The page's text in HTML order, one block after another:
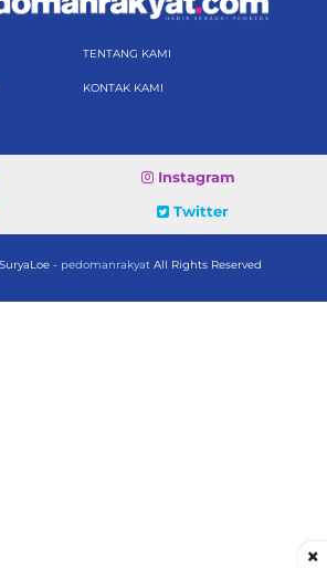
TENTANG KAMI
KONTAK KAMI
Instagram
Twitter
- pedomanrakyat All Rights Reserved
×